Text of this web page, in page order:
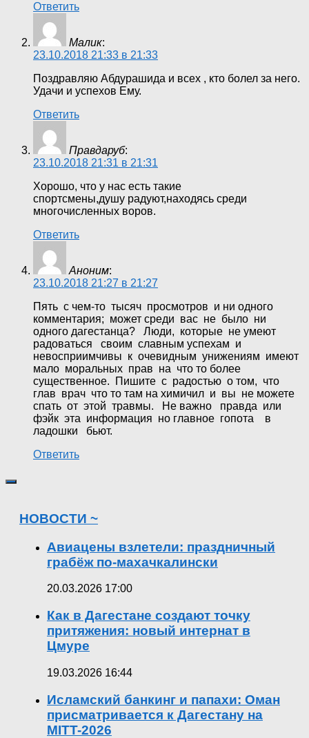
Ответить
Малик:
23.10.2018 21:33 в 21:33
Поздравляю Абдурашида и всех , кто болел за него.
Удачи и успехов Ему.
Ответить
Правдаруб:
23.10.2018 21:31 в 21:31
Хорошо, что у нас есть такие
спортсмены,душу радуют,находясь среди
многочисленных воров.
Ответить
Аноним:
23.10.2018 21:27 в 21:27
Пять с чем-то тысяч просмотров и ни одного
комментария; может среди вас не было ни
одного дагестанца? Люди, которые не умеют
радоваться своим славным успехам и
невосприимчивы к очевидным унижениям имеют
мало моральных прав на что то более
существенное. Пишите с радостью о том, что
глав врач что то там на химичил и вы не можете
спать от этой травмы. Не важно правда или
фэйк эта информация но главное гопота в
ладошки бьют.
Ответить
НОВОСТИ ~
Авиацены взлетели: праздничный
грабёж по-махачкалински
20.03.2026 17:00
Как в Дагестане создают точку
притяжения: новый интернат в
Цмуре
19.03.2026 16:44
Исламский банкинг и папахи: Оман
присматривается к Дагестану на
MITT-2026